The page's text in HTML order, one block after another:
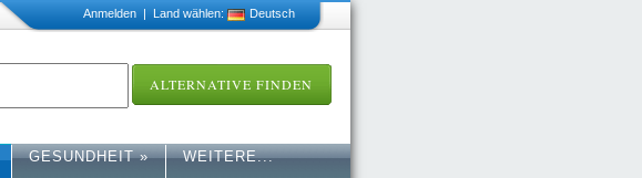
Anmelden | Land wählen: Deutsch
ALTERNATIVE FINDEN
GESUNDHEIT» WEITERE...